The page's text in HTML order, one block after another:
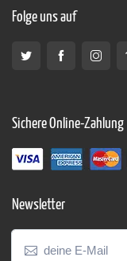
Folge uns auf
Sichere Online-Zahlung
Newsletter